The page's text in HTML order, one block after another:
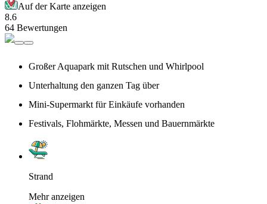
Auf der Karte anzeigen
8.6
64 Bewertungen
Großer Aquapark mit Rutschen und Whirlpool
Unterhaltung den ganzen Tag über
Mini-Supermarkt für Einkäufe vorhanden
Festivals, Flohmärkte, Messen und Bauernmärkte
Strand
Mehr anzeigen